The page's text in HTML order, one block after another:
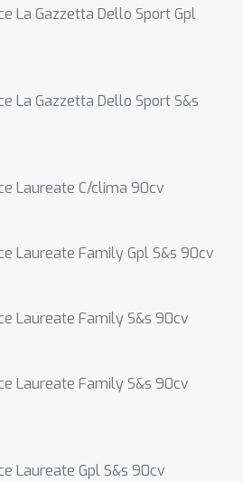
La Gazzetta Dello Sport Gpl
La Gazzetta Dello Sport S&s
Laureate C/clima 90cv
Laureate Family Gpl S&s 90cv
Laureate Family S&s 90cv
Laureate Family S&s 90cv
Laureate Gpl S&s 90cv